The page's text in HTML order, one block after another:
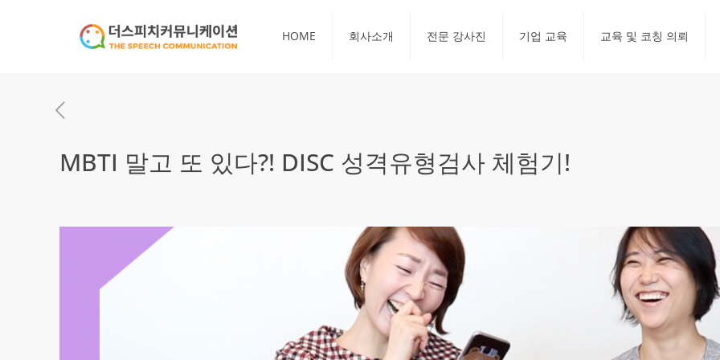
HOME 회사소개 전문 강사진 기업 교육 교육 및 코칭 의뢰
MBTI 말고 또 있다?! DISC 성격유형검사 체험기!